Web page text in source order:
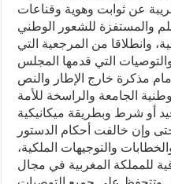
عن ثوابت وهوية وقناعات
وانطلاقا من المرجعية التي
التي قدمها المجلس
مذكرة خارج الإطار والنص
الجامعة والراسخة للأمة
أو شرط وبطريقة ميكانيكية
وإن خالفت أحكام الدستور
والتوجيهات الملكية،
للمملكة المغربية في مجال